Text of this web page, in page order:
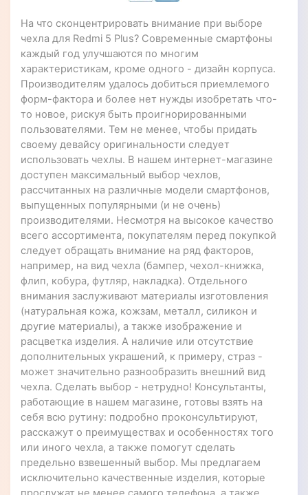
На что сконцентрировать внимание при выборе
чехла для Redmi 5 Plus? Современные смартфоны
каждый год улучшаются по многим
характеристикам, кроме одного - дизайн корпуса.
Производителям удалось добиться приемлемого
форм-фактора и более нет нужды изобретать что-
то новое, рискуя быть проигнорированными
пользователями. Тем не менее, чтобы придать
своему девайсу оригинальности следует
использовать чехлы. В нашем интернет-магазине
доступен максимальный выбор чехлов,
рассчитанных на различные модели смартфонов,
выпущенных популярными (и не очень)
производителями. Несмотря на высокое качество
всего ассортимента, покупателям перед покупкой
следует обращать внимание на ряд факторов,
например, на вид чехла (бампер, чехол-книжка,
флип, кобура, футляр, накладка). Отдельного
внимания заслуживают материалы изготовления
(натуральная кожа, кожзам, металл, силикон и
другие материалы), а также изображение и
расцветка изделия. А наличие или отсутствие
дополнительных украшений, к примеру, страз -
может значительно разнообразить внешний вид
чехла. Сделать выбор - нетрудно! Консультанты,
работающие в нашем магазине, готовы взять на
себя всю рутину: подробно проконсультируют,
расскажут о преимуществах и особенностях того
или иного чехла, а также помогут сделать
предельно взвешенный выбор. Мы предлагаем
исключительно качественные изделия, которые